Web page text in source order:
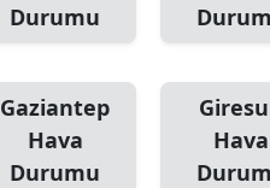
Durumu
Gaziantep
Hava
Durumu
Hava